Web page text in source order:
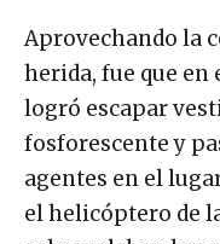
Aprovechando la
herida, fue que en
logró escapar
fosforescente y
agentes en el
el helicóptero de